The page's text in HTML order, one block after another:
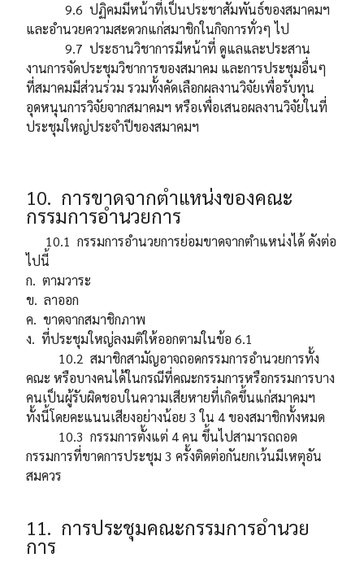
9.6 ปฏิคมมีหน้าที่เป็นประชาสัมพันธ์ของสมาคมฯ
และอำนวยความสะดวกแก่สมาชิกในกิจการทั่วๆ ไป
9.7 ประธานวิชาการมีหน้าที่ ดูแลและประสาน
งานการจัดประชุมวิชาการของสมาคม และการประชุมอื่นๆ
ที่สมาคมมีส่วนร่วม รวมทั้งคัดเลือกผลงานวิจัยเพื่อรับทุน
อุดหนุนการวิจัยจากสมาคมฯ หรือเพื่อเสนอผลงานวิจัยในที่
ประชุมใหญ่ประจำปีของสมาคมฯ
10. การขาดจากตำแหน่งของคณะ
กรรมการอำนวยการ
10.1 กรรมการอำนวยการย่อมขาดจากตำแหน่งได้ ดังต่อ
ไปนี้
ก. ตามวาระ
ข. ลาออก
ค. ขาดจากสมาชิกภาพ
ง. ที่ประชุมใหญ่ลงมติให้ออกตามในข้อ 6.1
10.2 สมาชิกสามัญอาจถอดกรรมการอำนวยการทั้ง
คณะ หรือบางคนได้ในกรณีที่คณะกรรมการหรือกรรมการบาง
คนเป็นผู้รับผิดชอบในความเสียหายที่เกิดขึ้นแก่สมาคมฯ
ทั้งนี้โดยคะแนนเสียงอย่างน้อย 3 ใน 4 ของสมาชิกทั้งหมด
10.3 กรรมการตั้งแต่ 4 คน ขึ้นไปสามารถถอด
กรรมการที่ขาดการประชุม 3 ครั้งติดต่อกันยกเว้นมีเหตุอัน
สมควร
11. การประชุมคณะกรรมการอำนวย
การ